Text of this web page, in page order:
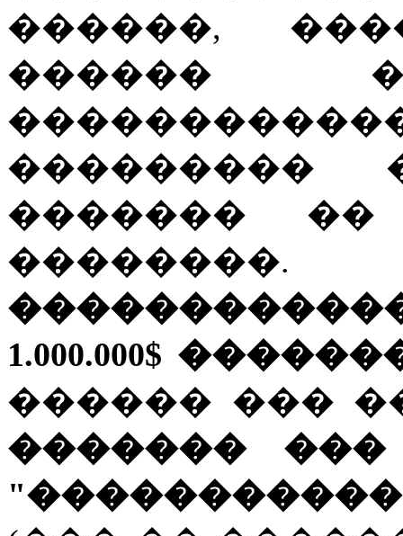
������,
������
���������
�������
1.000.000$
������ ���
�������